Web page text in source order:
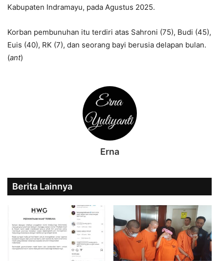
Kabupaten Indramayu, pada Agustus 2025.
Korban pembunuhan itu terdiri atas Sahroni (75), Budi (45),
Euis (40), RK (7), dan seorang bayi berusia delapan bulan.
(ant)
Erna
Berita Lainnya